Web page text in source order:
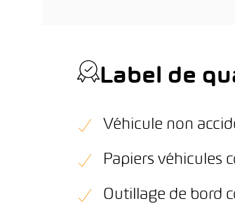
Label de
Véhicule non
Papiers véhicules
Outillage de bord